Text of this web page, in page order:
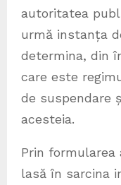
autoritatea
urmă instanța
determina, din
care este
de suspendare
acesteia.
Prin
lasă în sarcina